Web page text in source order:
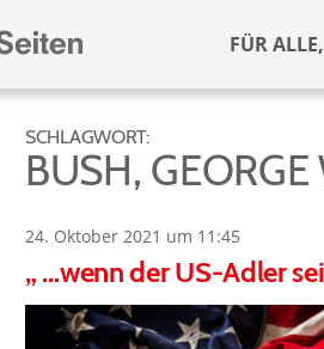
FÜR
SCHLAGWORT:
BUSH, GEORGE
24. Oktober 2021 um 11:45
„ …wenn der US-Adler